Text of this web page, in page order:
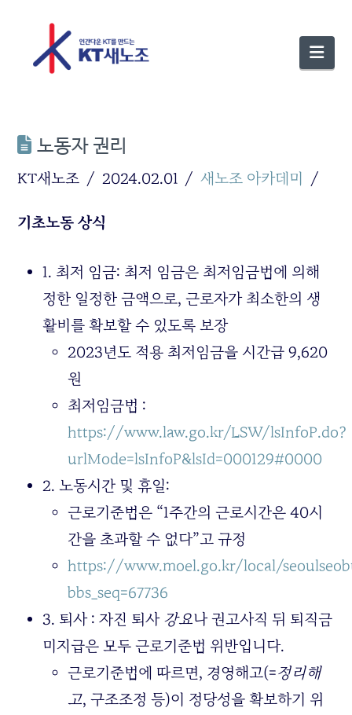
노동자 권리
KT새노조 2024.02.01 새노조 아카데미
기초노동 상식
1. 최저 임금: 최저 임금은 최저임금법에 의해
정한 일정한 금액으로, 근로자가 최소한의 생
활비를 확보할 수 있도록 보장
2023년도 적용 최저임금을 시간급 9,620
원
최저임금법 :
https://www.law.go.kr/LSW/lsInfoP.do?
urlMode=lsInfoP&lsId=000129#0000
2. 노동시간 및 휴일:
근로기준법은 “1주간의 근로시간은 40시
간을 초과할 수 없다”고 규정
https://www.moel.go.kr/local/
bbs_seq=67736
3. 퇴사 : 자진 퇴사강요나 권고사직 뒤 퇴직금
미지급은 모두 근로기준법 위반입니다.
근로기준법에 따르면, 경영해고(=정리해
고, 구조조정 등)이 정당성을 확보하기 위